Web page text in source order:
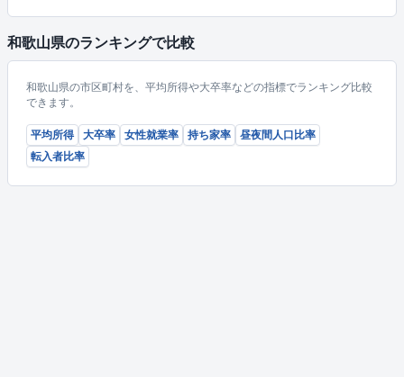
和歌山県のランキングで比較
和歌山県の市区町村を、平均所得や大卒率などの指標でランキング比較
できます。
平均所得 大卒率 女性就業率 持ち家率
昼夜間人口比率
転入者比率